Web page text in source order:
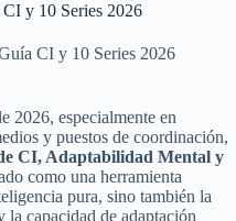
y 10 Series 2026
CI y 10 Series 2026
2026, especialmente en
y puestos de coordinación,
CI, Adaptabilidad Mental y
como una herramienta
pura, sino también la
capacidad de adaptación